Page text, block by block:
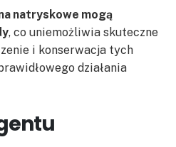
natryskowe mogą
, co uniemożliwia skuteczne
i konserwacja tych
działania